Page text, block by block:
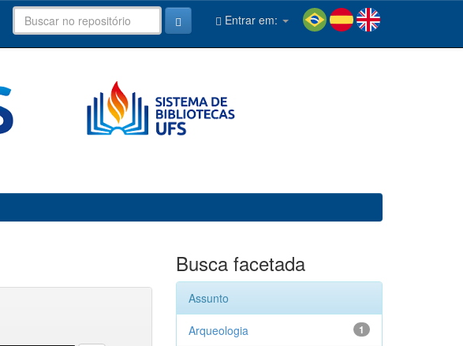
Entrar em:
Busca facetada
Assunto
1
Arqueologia